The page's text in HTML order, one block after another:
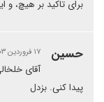
برای تاکید بر هیچ،
حسین ۱۷ فروردین ۱۴۰۳ | ۱۰:۱۷
آقای
پیدا کنی. بزدل